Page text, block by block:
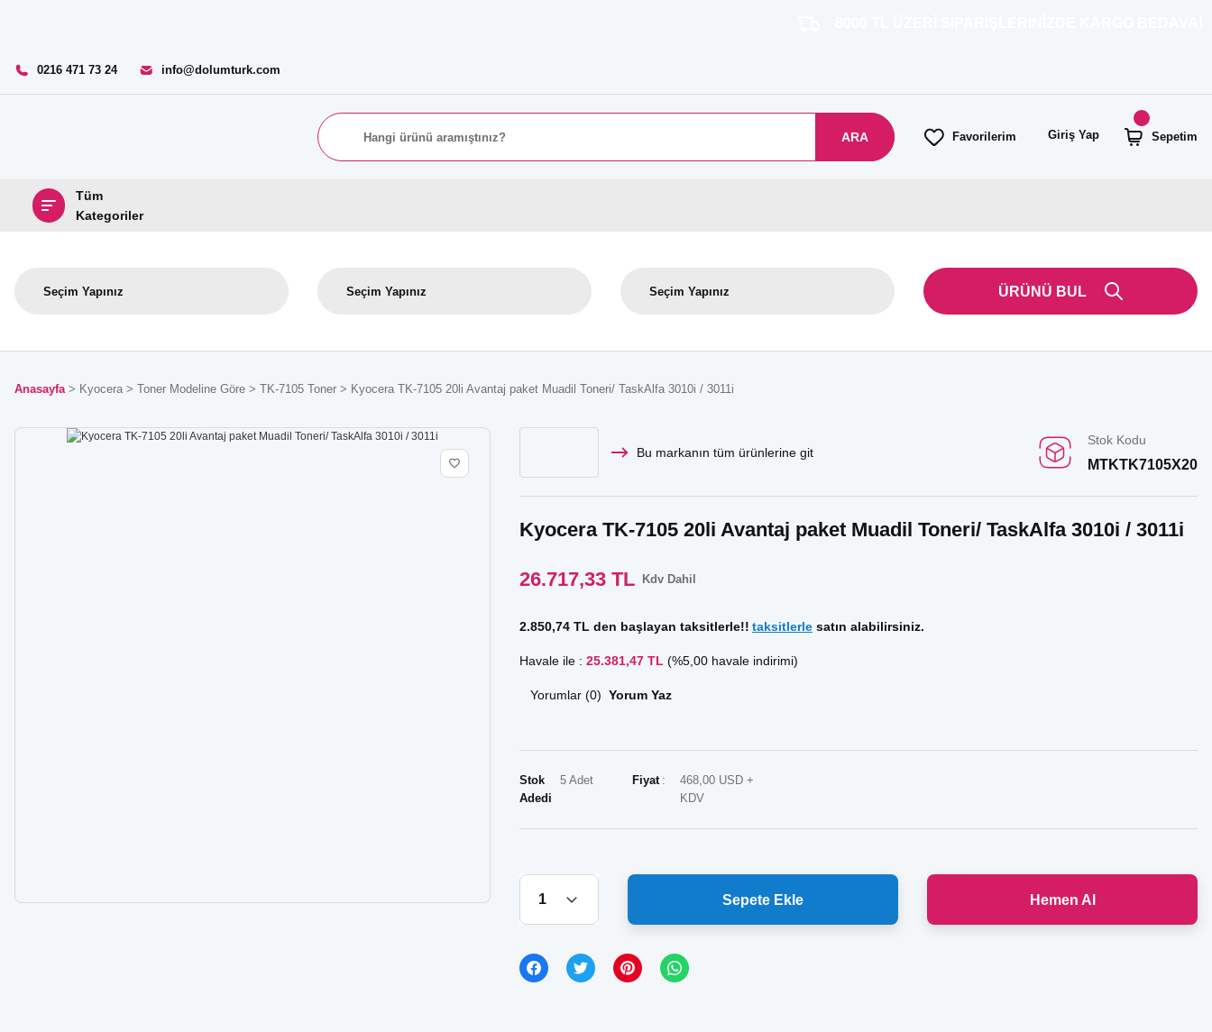
0216 471 73 24 info@dolumturk.com
ARA Favorilerim Giriş Yap Sepetim
Tüm
Kategoriler
ÜRÜNÜ BUL
Anasayfa Kyocera Toner Modeline Göre TK-7105 Toner Kyocera TK-7105 20li Avantaj paket Muadil Toneri/ TaskAlfa 3010i / 3011i
Bu markanın tüm ürünlerine git
Stok Kodu
MTKTK7105X20
Kyocera TK-7105 20li Avantaj paket Muadil Toneri/ TaskAlfa 3010i / 3011i
26.717,33 TL Kdv Dahil
2.850,74 TL den başlayan taksitlerle!! taksitlerle satın alabilirsiniz.
Havale ile : 25.381,47 TL (%5,00 havale indirimi)
Yorumlar (0) Yorum Yaz
Stok
Adedi
5 Adet Fiyat
468,00 USD +
KDV
Sepete Ekle Hemen Al